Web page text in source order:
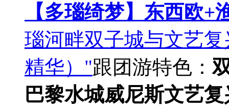
【多瑙绮梦】东西欧
瑙河畔双子城与文艺
精华）"跟团游特色：
巴黎水城威尼斯文艺